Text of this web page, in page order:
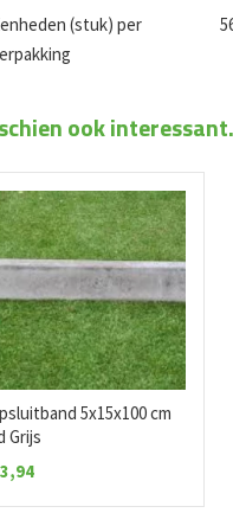
(stuk) per
ook
5x15x100 cm
Grijs
3,94